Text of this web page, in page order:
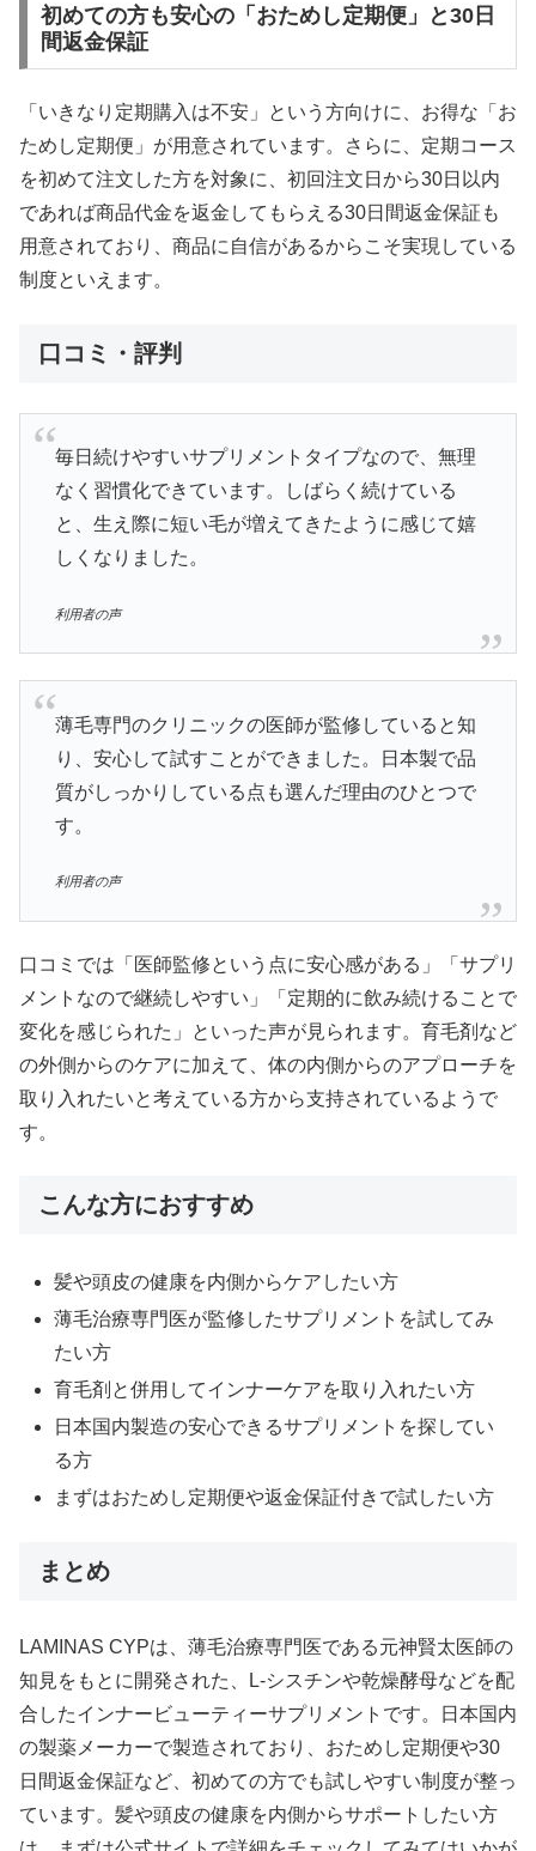
初めての方も安心の「おためし定期便」と30日
間返金保証
「いきなり定期購入は不安」という方向けに、お得な「お
ためし定期便」が用意されています。さらに、定期コース
を初めて注文した方を対象に、初回注文日から30日以内
であれば商品代金を返金してもらえる30日間返金保証も
用意されており、商品に自信があるからこそ実現している
制度といえます。
口コミ・評判
毎日続けやすいサプリメントタイプなので、無理
なく習慣化できています。しばらく続けている
と、生え際に短い毛が増えてきたように感じて嬉
しくなりました。
利用者の声
薄毛専門のクリニックの医師が監修していると知
り、安心して試すことができました。日本製で品
質がしっかりしている点も選んだ理由のひとつで
す。
利用者の声
口コミでは「医師監修という点に安心感がある」「サプリ
メントなので継続しやすい」「定期的に飲み続けることで
変化を感じられた」といった声が見られます。育毛剤など
の外側からのケアに加えて、体の内側からのアプローチを
取り入れたいと考えている方から支持されているようで
す。
こんな方におすすめ
髪や頭皮の健康を内側からケアしたい方
薄毛治療専門医が監修したサプリメントを試してみ
たい方
育毛剤と併用してインナーケアを取り入れたい方
日本国内製造の安心できるサプリメントを探してい
る方
まずはおためし定期便や返金保証付きで試したい方
まとめ
LAMINAS CYPは、薄毛治療専門医である元神賢太医師の
知見をもとに開発された、L-シスチンや乾燥酵母などを配
合したインナービューティーサプリメントです。日本国内
の製薬メーカーで製造されており、おためし定期便や30
日間返金保証など、初めての方でも試しやすい制度が整っ
ています。髪や頭皮の健康を内側からサポートしたい方